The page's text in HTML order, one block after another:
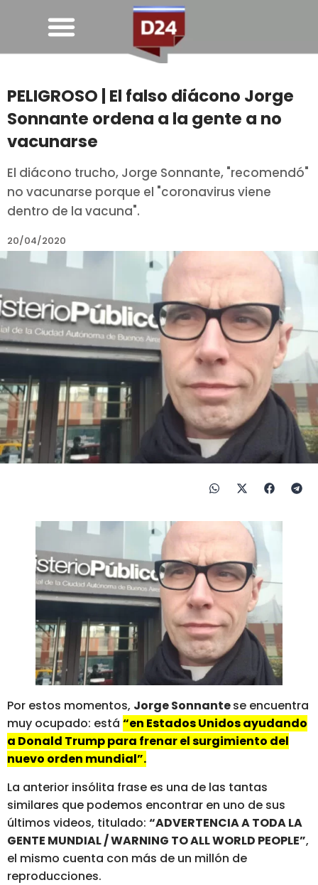
PELIGROSO | El falso diácono Jorge
Sonnante ordena a la gente a no
vacunarse
El diácono trucho, Jorge Sonnante, "recomendó"
no vacunarse porque el "coronavirus viene
dentro de la vacuna".
20/04/2020
Por estos momentos, Jorge Sonnantese encuentra
muy ocupado: está “en Estados Unidos ayudando
a Donald Trump para frenar el surgimiento del
nuevo orden mundial”.
La anterior insólita frase es una de las tantas
similares que podemos encontrar en uno de sus
últimos videos, titulado: “ADVERTENCIA A TODA LA
GENTE MUNDIAL / WARNING TO ALL WORLD PEOPLE”,
el mismo cuenta con más de un millón de
reproducciones.